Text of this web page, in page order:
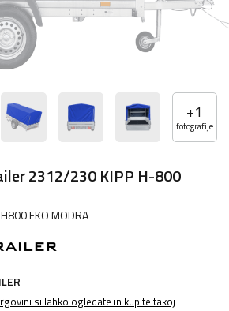
+1
fotografije
2312/230 KIPP H-800
EKO MODRA
si lahko ogledate in kupite takoj